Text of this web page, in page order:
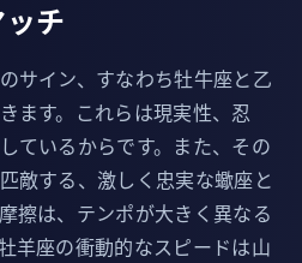
チ
サイン、すなわち牡牛座と乙
ます。これらは現実性、忍
ているからです。また、その
敵する、激しく忠実な蠍座と
擦は、テンポが大きく異なる
羊座の衝動的なスピードは山